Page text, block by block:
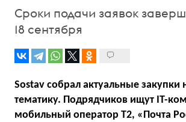
Сроки подачи заявок
18 сентября
Sostav собрал актуальные
тематику. Подрядчиков ищут IT-
мобильный оператор T2, «Почта